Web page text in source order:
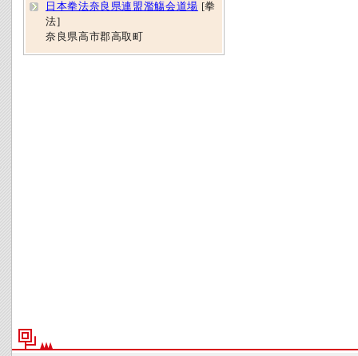
日本拳法奈良県連盟濫觴会道場 [拳
法]
奈良県高市郡高取町